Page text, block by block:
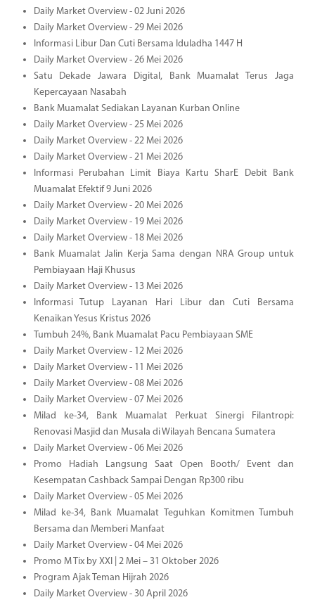
Daily Market Overview - 02 Juni 2026
Daily Market Overview - 29 Mei 2026
Informasi Libur Dan Cuti Bersama Iduladha 1447 H
Daily Market Overview - 26 Mei 2026
Satu Dekade Jawara Digital, Bank Muamalat Terus Jaga
Kepercayaan Nasabah
Bank Muamalat Sediakan Layanan Kurban Online
Daily Market Overview - 25 Mei 2026
Daily Market Overview - 22 Mei 2026
Daily Market Overview - 21 Mei 2026
Informasi Perubahan Limit Biaya Kartu SharE Debit Bank
Muamalat Efektif 9 Juni 2026
Daily Market Overview - 20 Mei 2026
Daily Market Overview - 19 Mei 2026
Daily Market Overview - 18 Mei 2026
Bank Muamalat Jalin Kerja Sama dengan NRA Group untuk
Pembiayaan Haji Khusus
Daily Market Overview - 13 Mei 2026
Informasi Tutup Layanan Hari Libur dan Cuti Bersama
Kenaikan Yesus Kristus 2026
Tumbuh 24%, Bank Muamalat Pacu Pembiayaan SME
Daily Market Overview - 12 Mei 2026
Daily Market Overview - 11 Mei 2026
Daily Market Overview - 08 Mei 2026
Daily Market Overview - 07 Mei 2026
Milad ke-34, Bank Muamalat Perkuat Sinergi Filantropi:
Renovasi Masjid dan Musala di Wilayah Bencana Sumatera
Daily Market Overview - 06 Mei 2026
Promo Hadiah Langsung Saat Open Booth/ Event dan
Kesempatan Cashback Sampai Dengan Rp300 ribu
Daily Market Overview - 05 Mei 2026
Milad ke-34, Bank Muamalat Teguhkan Komitmen Tumbuh
Bersama dan Memberi Manfaat
Daily Market Overview - 04 Mei 2026
Promo M Tix by XXI | 2 Mei – 31 Oktober 2026
Program Ajak Teman Hijrah 2026
Daily Market Overview - 30 April 2026